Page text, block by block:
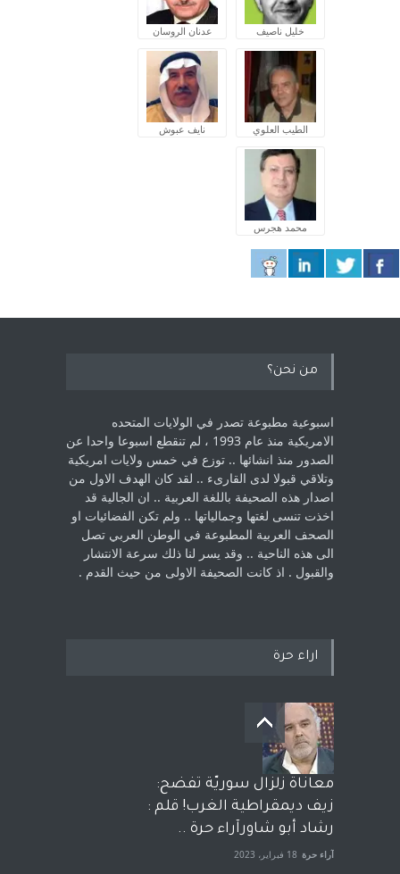
خليل ناصيف عدنان الروسان
الطيب العلوي نايف عبوش
محمد هجرس
من نحن؟
اسبوعية مطبوعة تصدر في الولايات المتحده
الامريكية منذ عام 1993 ، لم ‏تنقطع اسبوعا واحدا عن
الصدور منذ انشائها .. توزع في خمس ولايات امريكية
‏وتلاقي قبولا لدى القارىء ..‏ لقد كان الهدف الاول من
اصدار هذه الصحيفة باللغة العربية .. ان الجالية قد
اخذت ‏تنسى لغتها وجمالياتها .. ولم تكن الفضائيات او
الصحف العربية المطبوعة في الوطن ‏العربي تصل
الى هذه الناحية .. وقد يسر لنا ذلك سرعة الانتشار
والقبول . اذ كانت ‏الصحيفة الاولى من حيث القدم . ‏
اراء حرة
معاناة زلزال سوريّة تفضح:
زيف ديمقراطية الغرب! قلم :
رشاد أبو شاورآراء حرة ..
آراء حرة 18 فبراير، 2023